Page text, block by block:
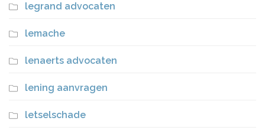
legrand advocaten
lemache
lenaerts advocaten
lening aanvragen
letselschade